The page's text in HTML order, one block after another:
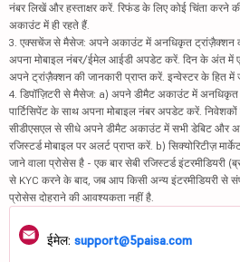
नंबर लिखें और हस्ताक्षर करें. रिफंड के लिए कोई चिंता करने
अकाउंट में ही रहते हैं.
3. एक्सचेंज से मैसेज: अपने अकाउंट में अनधिकृत ट्रांज़ैक्शन
अपना मोबाइल नंबर/ईमेल आईडी अपडेट करें. दिन के अंत में
अपने ट्रांज़ैक्शन की जानकारी प्राप्त करें. इन्वेस्टर के हित में
4. डिपॉज़िटरी से मैसेज: a) अपने डीमैट अकाउंट में अनधिकृत
पार्टिसिपेंट के साथ अपना मोबाइल नंबर अपडेट करें. निवेशकों
सीडीएसएल से सीधे अपने डीमैट अकाउंट में सभी डेबिट और
रजिस्टर्ड मोबाइल पर अलर्ट प्राप्त करें. b) सिक्योरिटीज़
जाने वाला प्रोसेस है - एक बार सेबी रजिस्टर्ड
से KYC करने के बाद, जब आप किसी अन्य इंटरमीडियरी से
प्रोसेस दोहराने की आवश्यकता नहीं है.
ईमेल: support@5paisa.com